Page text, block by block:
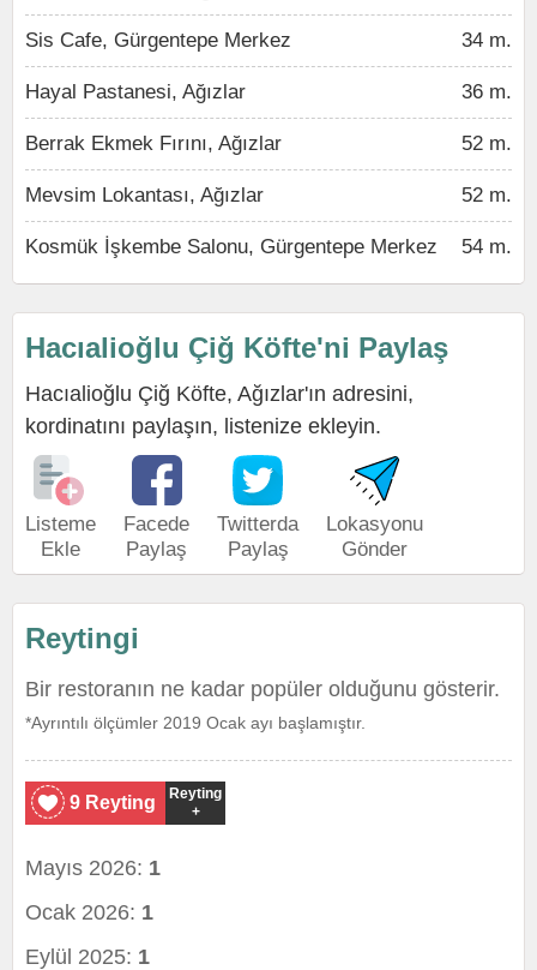
Sis Cafe, Gürgentepe Merkez 34 m.
Hayal Pastanesi, Ağızlar 36 m.
Berrak Ekmek Fırını, Ağızlar 52 m.
Mevsim Lokantası, Ağızlar 52 m.
Kosmük İşkembe Salonu, Gürgentepe Merkez 54 m.
Hacıalioğlu Çiğ Köfte'ni Paylaş
Hacıalioğlu Çiğ Köfte, Ağızlar'ın adresini,
kordinatını paylaşın, listenize ekleyin.
Listeme
Ekle
Facede
Paylaş
Twitterda
Paylaş
Lokasyonu
Gönder
Reytingi
Bir restoranın ne kadar popüler olduğunu gösterir.
*Ayrıntılı ölçümler 2019 Ocak ayı başlamıştır.
9 Reyting
Reyting
+
Mayıs 2026: 1
Ocak 2026: 1
Eylül 2025: 1